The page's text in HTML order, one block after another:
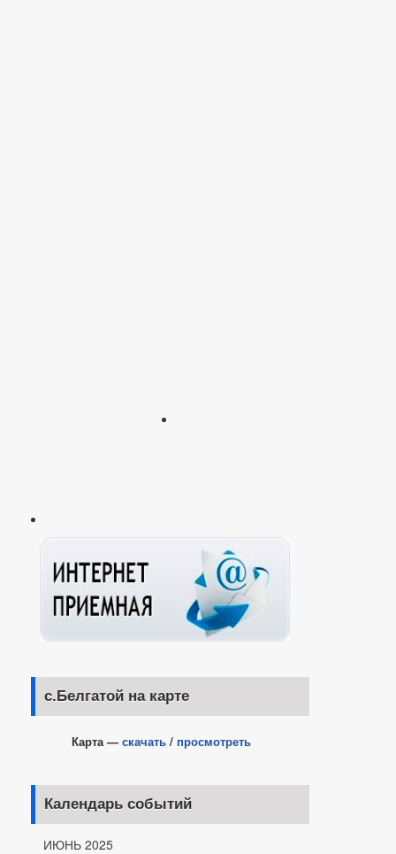
с.Белгатой на карте
Карта — скачать / просмотреть
Календарь событий
ИЮНЬ 2025